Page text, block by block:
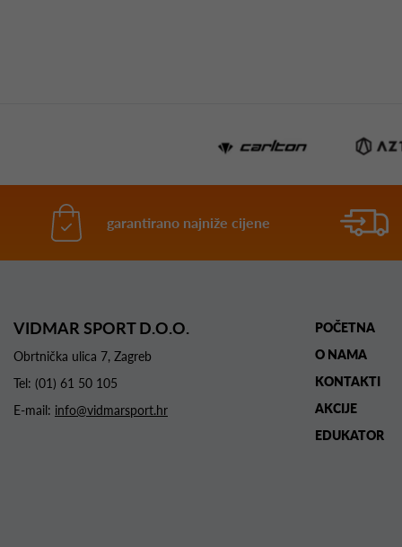
garantirano najniže cijene
VIDMAR SPORT D.O.O.
Obrtnička ulica 7, Zagreb
Tel: (01) 61 50 105
E-mail: info@vidmarsport.hr
POČETNA
O NAMA
KONTAKTI
AKCIJE
EDUKATOR